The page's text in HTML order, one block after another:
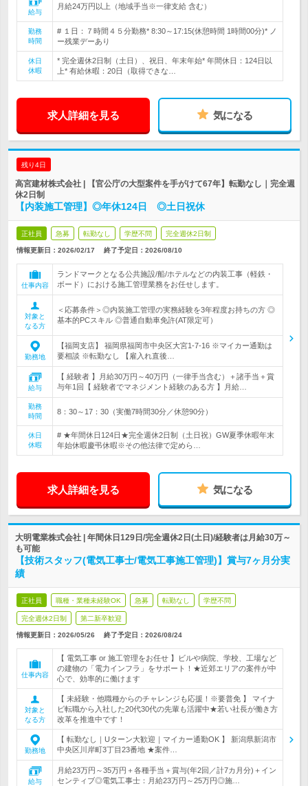
給与
月給24万円以上（地域手当※一律支給 含む）
勤務
時間
# １日：７時間４５分勤務* 8:30～17:15(休憩時間 1時間00分)* ノ
ー残業デーあり
休日
休暇
* 完全週休2日制（土日）、祝日、年末年始* 年間休日：124日以
上* 有給休暇：20日（取得できな…
求人詳細を見る 気になる
残り4日
高宮建材株式会社 | 【官公庁の大型案件を手がけて67年】転勤なし｜完全週
休2日制
【内装施工管理】◎年休124日 ◎土日祝休
正社員 急募 転勤なし 学歴不問 完全週休2日制
情報更新日：2026/02/17 終了予定日： 2026/08/10
仕事内容
ランドマークとなる公共施設/船/ホテルなどの内装工事（軽鉄・
ボード）における施工管理業務をお任せします。
対象と
なる方
＜応募条件＞◎内装施工管理の実務経験を3年程度お持ちの方 ◎
基本的PCスキル ◎普通自動車免許(AT限定可）
勤務地
【福岡支店】 福岡県福岡市中央区大宮1-7-16 ※マイカー通勤は
要相談 ※転勤なし 【雇入れ直後…
給与
【 経験者 】月給30万円～40万円（一律手当含む）＋諸手当＋賞
与年1回【 経験者でマネジメント経験のある方 】月給…
勤務
時間
8：30～17：30（実働7時間30分／休憩90分）
休日
休暇
# ★年間休日124日★完全週休2日制（土日祝）GW夏季休暇年末
年始休暇慶弔休暇※その他法律で定めら…
求人詳細を見る 気になる
大明電業株式会社 | 年間休日129日/完全週休2日(土日)/経験者は月給30万～
も可能
【技術スタッフ(電気工事士/電気工事施工管理)】賞与7ヶ月分実
績
正社員 職種・業種未経験OK 急募 転勤なし 学歴不問
完全週休2日制 第二新卒歓迎
情報更新日：2026/05/26 終了予定日： 2026/08/24
仕事内容
【 電気工事 or 施工管理をお任せ 】ビルや病院、学校、工場など
の建物の「電力インフラ」をサポート！★近郊エリアの案件が中
心で、効率的に働けます
対象と
なる方
【 未経験・他職種からのチャレンジも応援！※要普免 】 マイナ
ビ転職から入社した20代30代の先輩も活躍中★若い社長が働き方
改革を推進中です！
勤務地
【 転勤なし｜Uターン大歓迎｜マイカー通勤OK 】 新潟県新潟市
中央区川岸町3丁目23番地 ★案件…
給与
月給23万円～35万円＋各種手当＋賞与(年2回／計7カ月分)＋イン
センティブ◎電気工事士：月給23万円～25万円◎施…